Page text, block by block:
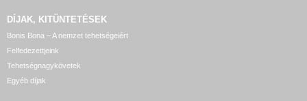
DÍJAK, KITÜNTETÉSEK
Bonis Bona – A nemzet tehetségeiért
Felfedezettjeink
Tehetségnagykövetek
Egyéb díjak